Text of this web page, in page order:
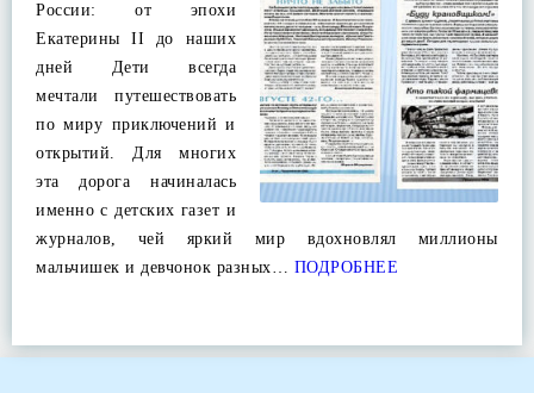
России: от эпохи
Екатерины II до наших
дней Дети всегда
мечтали путешествовать
по миру приключений и
открытий. Для многих
эта дорога начиналась
именно с детских газет и
журналов, чей яркий мир вдохновлял миллионы
мальчишек и девчонок разных… ПОДРОБНЕЕ